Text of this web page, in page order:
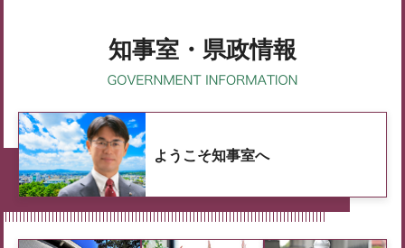
知事室・県政情報
ようこそ知事室へ